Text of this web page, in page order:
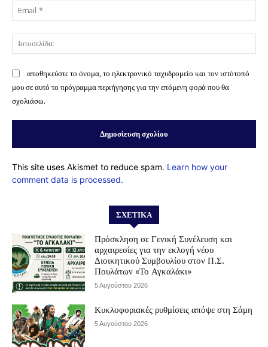
αποθηκεύστε το όνομα, το ηλεκτρονικό ταχυδρομείο και τον ιστότοπό
μου σε αυτό το πρόγραμμα περιήγησης για την επόμενη φορά που θα
σχολιάσω.
This site uses Akismet to reduce spam. Learn how your
comment data is processed.
ΣΧΕΤΙΚΆ
Πρόσκληση σε Γενική Συνέλευση και
αρχαιρεσίες για την εκλογή νέου
Διοικητικού Συμβουλίου στον Π.Σ.
Πουλάτων «Το Αγκαλάκι»
5 Αυγούστου 2026
Κυκλοφοριακές ρυθμίσεις απόψε στη Σάμη
5 Αυγούστου 2026